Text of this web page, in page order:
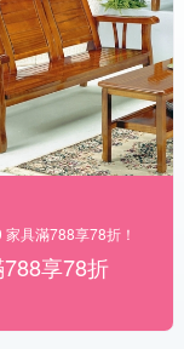
家具滿788享78折！
享78折